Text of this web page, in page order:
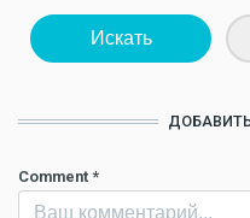
Искать
Comment *